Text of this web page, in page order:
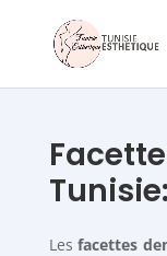
Lesfacettes